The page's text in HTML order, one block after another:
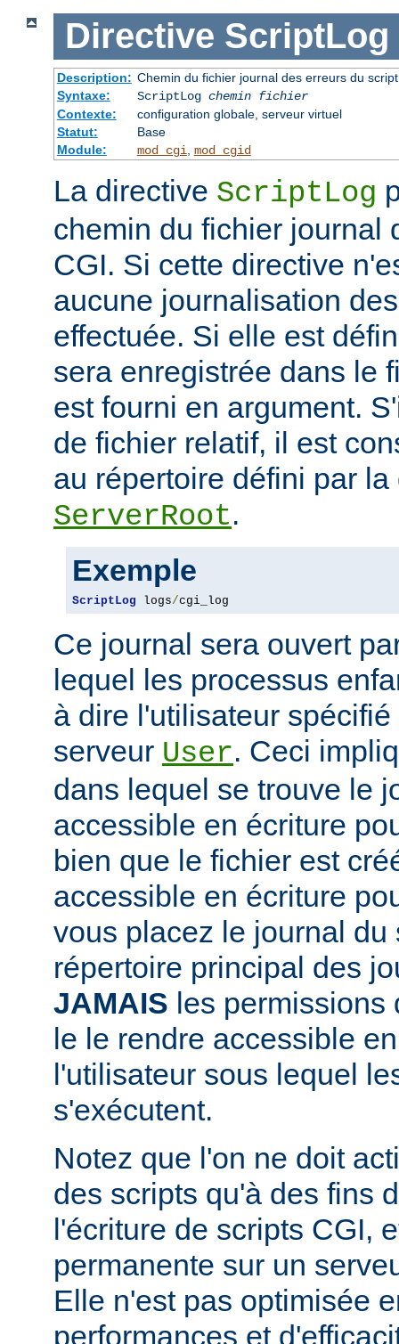
Directive ScriptLog
Description: Chemin du fichier journal des erreurs du
Syntaxe:
ScriptLog chemin fichier
Contexte:
configuration globale, serveur virtuel
Statut:
Base
Module:
mod_cgi mod_cgid
La directive ScriptLog
chemin du fichier journal
CGI. Si cette directive
aucune journalisation
effectuée. Si elle est
sera enregistrée dans le
est fourni en argument.
de fichier relatif, il est
au répertoire défini par la
ServerRoot.
Exemple
ScriptLog logs/cgi_log
Ce journal sera ouvert
lequel les processus
à dire l'utilisateur
serveur User. Ceci
dans lequel se trouve le
accessible en écriture
bien que le fichier est
accessible en écriture
vous placez le journal du
répertoire principal des
JAMAIS les permissions
le le rendre accessible
l'utilisateur sous lequel
s'exécutent.
Notez que l'on ne doit
des scripts qu'à des fins
l'écriture de scripts CGI,
permanente sur un
Elle n'est pas optimisée
performances et